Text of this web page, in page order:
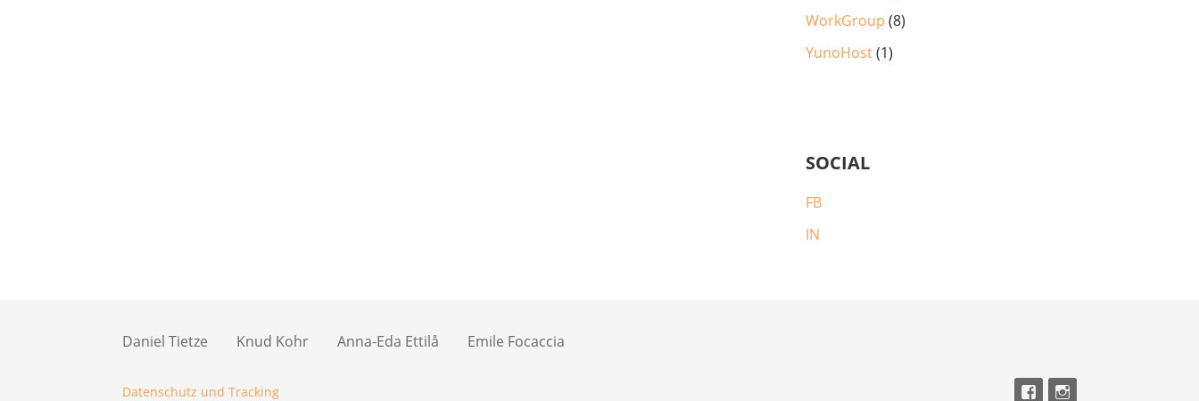
WorkGroup (8)
YunoHost(1)
SOCIAL
FB
IN
Daniel Tietze Knud Kohr Anna-Eda Ettilå Emile Focaccia
Datenschutz und Tracking